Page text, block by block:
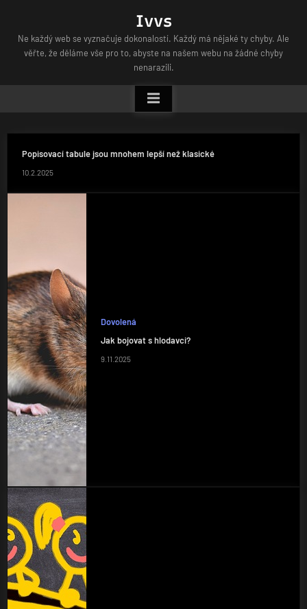
content
Ivvs
Ne každý web se vyznačuje dokonalostí. Každý má nějaké ty chyby. Ale
věřte, že děláme vše pro to, abyste na našem webu na žádné chyby
nenarazili.
Popisovací tabule jsou mnohem lepší než klasické
10.2.2025
Dovolená
Jak bojovat s hlodavci?
9.11.2025